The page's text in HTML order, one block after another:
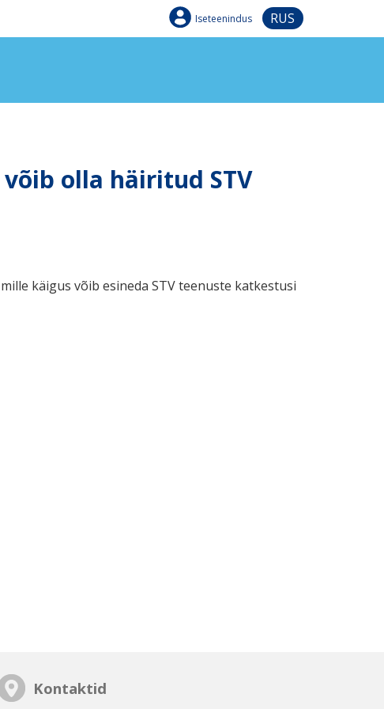
Iseteenindus RUS
olla häiritud STV
käigus võib esineda STV teenuste katkestusi
Kontaktid